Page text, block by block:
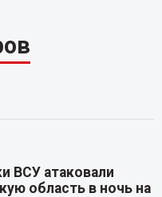
ВСУ атаковали
область в ночь на